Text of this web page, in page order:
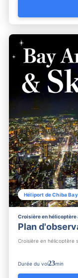
Héliport de Chiba
Croisière en hélicoptère
Plan
Durée du vol23min